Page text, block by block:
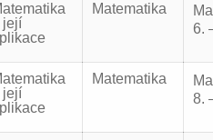
její
Matematika
6.
její
Matematika
8.